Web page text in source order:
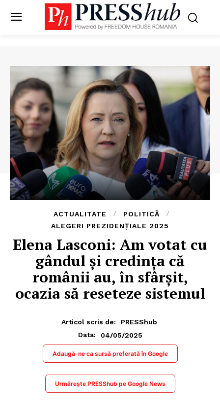
ACTUALITATE
POLITICĂ
ALEGERI PREZIDENȚIALE 2025
Elena Lasconi: Am votat cu
gândul și credința că
românii au, în sfârșit,
ocazia să reseteze sistemul
Articol scris de:
PRESShub
Data:
04/05/2025
Adaugă-ne ca sursă preferată în Google
Urmărește PRESShub pe Google News